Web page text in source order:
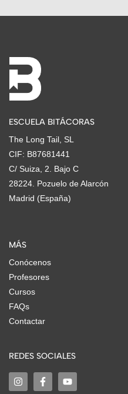
ESCUELA BITÁCORAS
The Long Tail, SL
CIF: B87681441
C/ Suiza, 2. Bajo C
28224. Pozuelo de Alarcón
Madrid (España)
MÁS
Conócenos
Profesores
Cursos
FAQs
Contactar
REDES SOCIALES